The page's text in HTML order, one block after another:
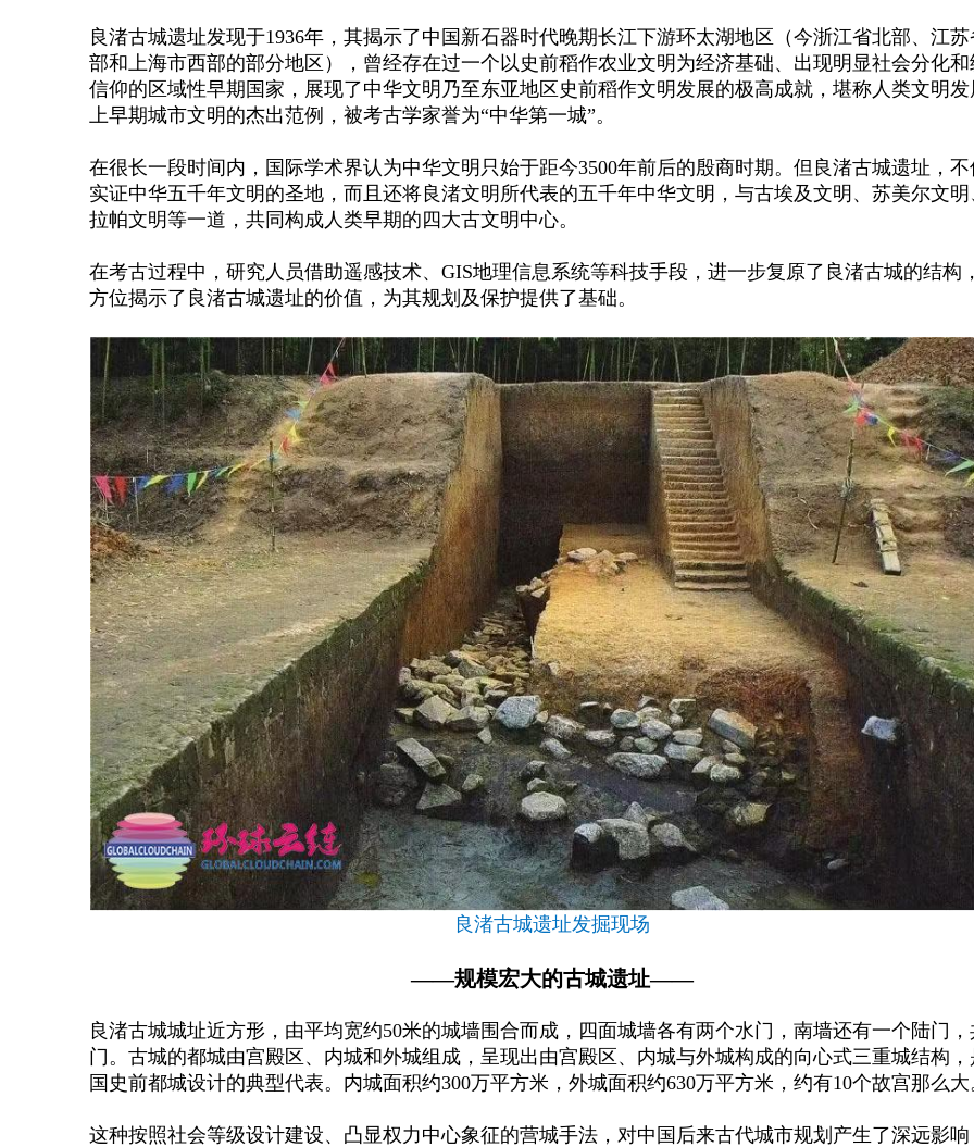
良渚古城遗址发现于1936年，其揭示了中国新石器时代晚期长江下游环太湖地区（今浙江省北部、江
部和上海市西部的部分地区），曾经存在过一个以史前稻作农业文明为经济基础、出现明显社会分化和
信仰的区域性早期国家，展现了中华文明乃至东亚地区史前稻作文明发展的极高成就，堪称人类文明发
上早期城市文明的杰出范例，被考古学家誉为“中华第一城”。
在很长一段时间内，国际学术界认为中华文明只始于距今3500年前后的殷商时期。但良渚古城遗址，
实证中华五千年文明的圣地，而且还将良渚文明所代表的五千年中华文明，与古埃及文明、苏美尔文明
拉帕文明等一道，共同构成人类早期的四大古文明中心。
在考古过程中，研究人员借助遥感技术、 GIS地理信息系统等科技手段，进一步复原了良渚古城的结构
方位揭示了良渚古城遗址的价值，为其规划及保护提供了基础。
良渚古城遗址发掘现场
——规模宏大的古城遗址——
良渚古城城址近方形，由平均宽约50米的城墙围合而成，四面城墙各有两个水门，南墙还有一个陆门
门。古城的都城由宫殿区、内城和外城组成，呈现出由宫殿区、内城与外城构成的向心式三重城结构，
国史前都城设计的典型代表。内城面积约300万平方米，外城面积约630万平方米，约有10个故宫那么大
这种按照社会等级设计建设、凸显权力中心象征的营城手法，对中国后来古代城市规划产生了深远影响